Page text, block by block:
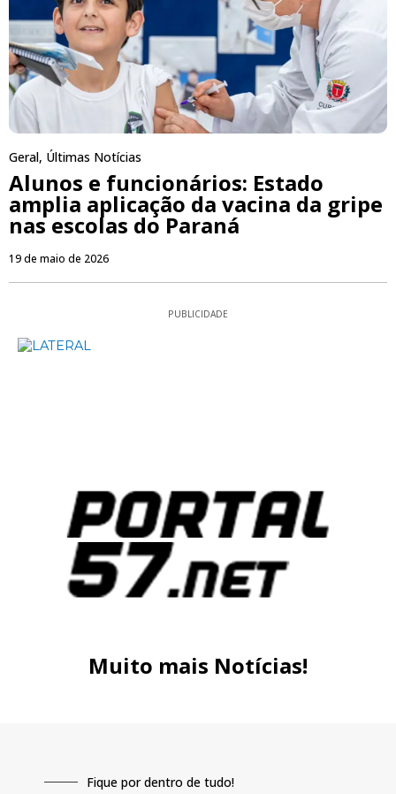
Geral, Últimas Notícias
Alunos e funcionários: Estado
amplia aplicação da vacina da gripe
nas escolas do Paraná
19 de maio de 2026
PUBLICIDADE
Muito mais Notícias!
Fique por dentro de tudo!